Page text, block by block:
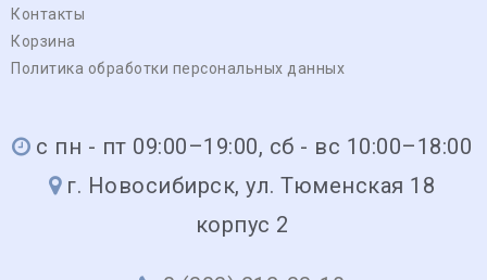
Контакты
Корзина
Политика обработки персональных данных
с пн - пт 09:00–19:00, сб - вс 10:00–18:00
г. Новосибирск, ул. Тюменская 18
корпус 2